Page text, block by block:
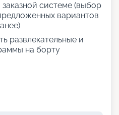
системе (выбор
вариантов
развлекательные и
на борту